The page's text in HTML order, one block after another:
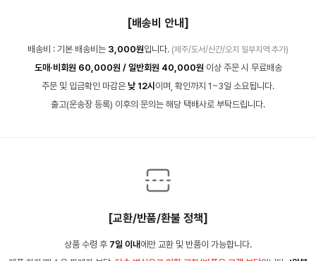
[배송비 안내]
배송비 : 기본 배송비는 3,000원입니다. (제주/도서/산간/오지 일부지역 추가)
도매·비회원 60,000원 / 일반회원 40,000원 이상 주문 시 무료배송
주문 및 입금확인 마감은 낮 12시 이며, 확인까지 1~3일 소요됩니다.
출고(운송장 등록) 이후의 문의는 해당 택배사로 부탁드립니다.
[교환/반품/환불 정책]
상품 수령 후 7일 이내 에만 교환 및 반품이 가능합니다.